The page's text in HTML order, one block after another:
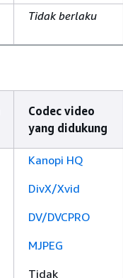
Tidak berlaku
Codec video
yang didukung
Kanopi HQ
DivX/Xvid
DV/DVCPRO
MJPEG
Tidak